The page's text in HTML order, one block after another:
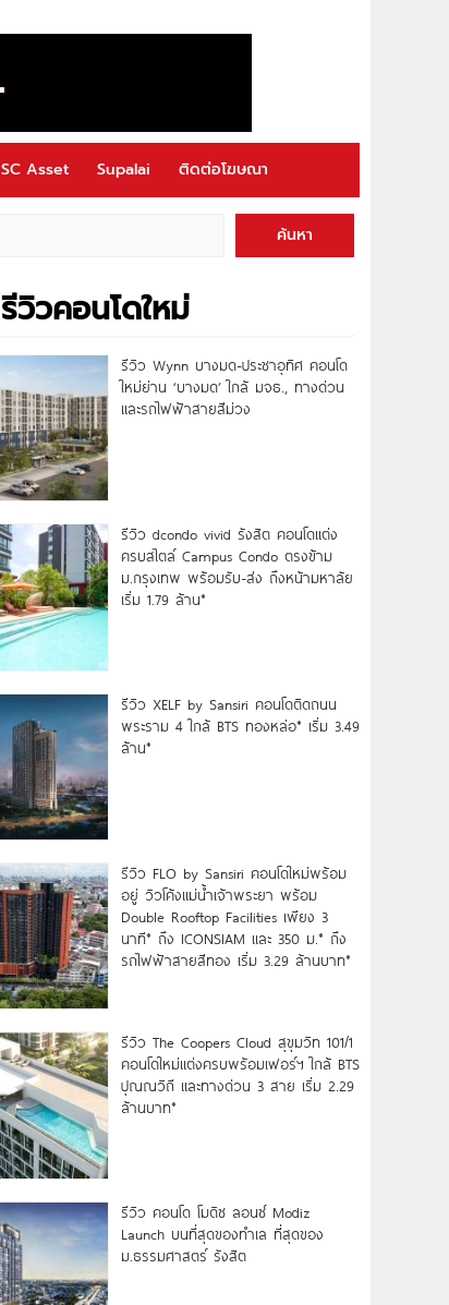
SC Asset Supalai ติดต่อโฆษณา
ค้นหา
รีวิวคอนโดใหม่
รีวิว Wynn บางมด-ประชาอุทิศ คอนโด
ใหม่ย่าน ‘บางมด’ ใกล้ มจธ., ทางด่วน
และรถไฟฟ้าสายสีม่วง
รีวิว dcondo vivid รังสิต คอนโดแต่ง
ครบสไตล์ Campus Condo ตรงข้าม
ม.กรุงเทพ พร้อมรับ-ส่ง ถึงหน้ามหาลัย
เริ่ม 1.79 ล้าน*
รีวิว XELF by Sansiri คอนโดติดถนน
พระราม 4 ใกล้ BTS ทองหล่อ* เริ่ม 3.49
ล้าน*
รีวิว FLO by Sansiri คอนโดใหม่พร้อม
อยู่ วิวโค้งแม่น้ำเจ้าพระยา พร้อม
Double Rooftop Facilities เพียง 3
นาที* ถึง ICONSIAM และ 350 ม.* ถึง
รถไฟฟ้าสายสีทอง เริ่ม 3.29 ล้านบาท*
รีวิว The Coopers Cloud สุขุมวิท 101/1
คอนโดใหม่แต่งครบพร้อมเฟอร์ฯ ใกล้ BTS
ปุณณวิถี และทางด่วน 3 สาย เริ่ม 2.29
ล้านบาท*
รีวิว คอนโด โมดิซ ลอนซ์ Modiz
Launch บนที่สุดของทำเล ที่สุดของ
ม.ธรรมศาสตร์ รังสิต